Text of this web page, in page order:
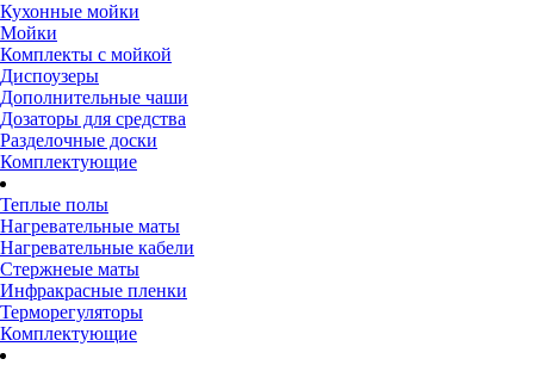
Кухонные мойки
Мойки
Комплекты с мойкой
Диспоузеры
Дополнительные чаши
Дозаторы для средства
Разделочные доски
Комплектующие
Теплые полы
Нагревательные маты
Нагревательные кабели
Стержнеые маты
Инфракрасные пленки
Терморегуляторы
Комплектующие